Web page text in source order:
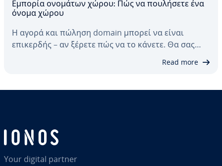
Εμπορία ονομάτων χώρου: Πώς να πουλήσετε ένα
όνομα χώρου
Η αγορά και πώληση domain μπορεί να είναι
επικερδής – αν ξέρετε πώς να το κάνετε. Θα σας…
Read more
Your digital partner